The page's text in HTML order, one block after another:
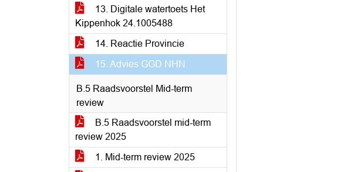
13. Digitale watertoets Het
Kippenhok 24.1005488
14. Reactie Provincie
15. Advies GGD NHN
B.5 Raadsvoorstel Mid-term
review
B.5 Raadsvoorstel mid-term
review 2025
1. Mid-term review 2025